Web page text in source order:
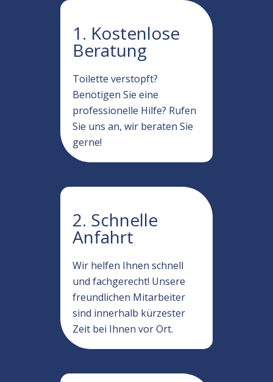
1. Kostenlose
Beratung
Toilette verstopft?
Benötigen Sie eine
professionelle Hilfe? Rufen
Sie uns an, wir beraten Sie
gerne!
2. Schnelle
Anfahrt
Wir helfen Ihnen schnell
und fachgerecht! Unsere
freundlichen Mitarbeiter
sind innerhalb kürzester
Zeit bei Ihnen vor Ort.